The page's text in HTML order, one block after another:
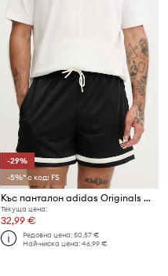
-29%
-5%* с код: FS
Къс панталон adidas Originals Lifestyle Basketball
Текуща цена:
32,99 €
Редовна цена:50,57 €
Най-ниска цена:46,99 €